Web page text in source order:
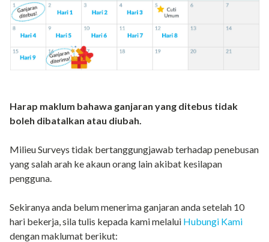
Harap maklum bahawa ganjaran yang ditebus tidak
boleh dibatalkan atau diubah.
Milieu Surveys tidak bertanggungjawab terhadap penebusan
yang salah arah ke akaun orang lain akibat kesilapan
pengguna.
Sekiranya anda belum menerima ganjaran anda setelah 10
hari bekerja, sila tulis kepada kami melalui Hubungi Kami
dengan maklumat berikut: